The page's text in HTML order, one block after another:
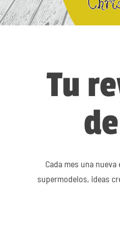
Tu
Cada mes una
supermodelos, ideas